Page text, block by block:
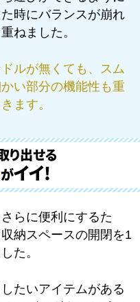
時にバランスが崩れ
ねました。
ルが無くても、スム
い部分の機能性も重
ます。
り出せる
がイイ!
らに便利にするた
納スペースの開閉を1
た。
たいアイテムがある